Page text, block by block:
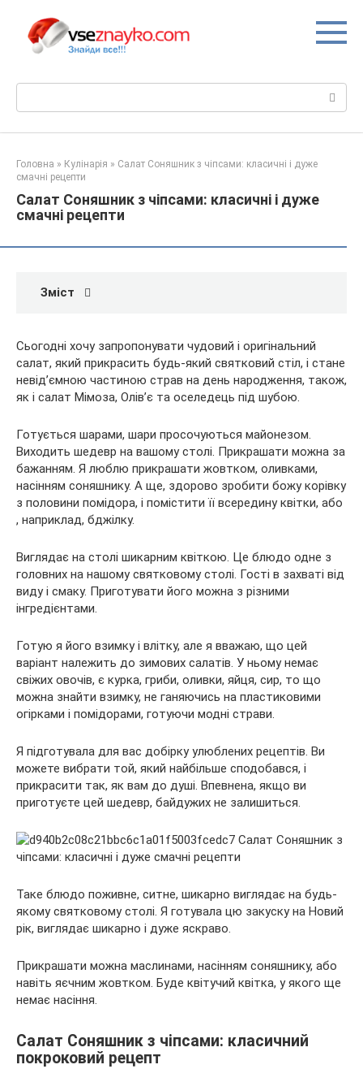
вмісту
Головна » Кулінарія » Салат Соняшник з чіпсами: класичні і дуже
смачні рецепти
Салат Соняшник з чіпсами: класичні і дуже
смачні рецепти
Зміст
Сьогодні хочу запропонувати чудовий і оригінальний
салат, який прикрасить будь-який святковий стіл, і стане
невід’ємною частиною страв на день народження, також,
як і салат Мімоза, Олів’є та оселедець під шубою.
Готується шарами, шари просочуються майонезом.
Виходить шедевр на вашому столі. Прикрашати можна за
бажанням. Я люблю прикрашати жовтком, оливками,
насінням соняшнику. А ще, здорово зробити божу корівку
з половини помідора, і помістити її всередину квітки, або
, наприклад, бджілку.
Виглядає на столі шикарним квіткою. Це блюдо одне з
головних на нашому святковому столі. Гості в захваті від
виду і смаку. Приготувати його можна з різними
інгредієнтами.
Готую я його взимку і влітку, але я вважаю, що цей
варіант належить до зимових салатів. У ньому немає
свіжих овочів, є курка, гриби, оливки, яйця, сир, то що
можна знайти взимку, не ганяючись на пластиковими
огірками і помідорами, готуючи модні страви.
Я підготувала для вас добірку улюблених рецептів. Ви
можете вибрати той, який найбільше сподобався, і
прикрасити так, як вам до душі. Впевнена, якщо ви
приготуєте цей шедевр, байдужих не залишиться.
Таке блюдо поживне, ситне, шикарно виглядає на будь-
якому святковому столі. Я готувала цю закуску на Новий
рік, виглядає шикарно і дуже яскраво.
Прикрашати можна маслинами, насінням соняшнику, або
навіть яєчним жовтком. Буде квітучий квітка, у якого ще
немає насіння.
Салат Соняшник з чіпсами: класичний
покроковий рецепт